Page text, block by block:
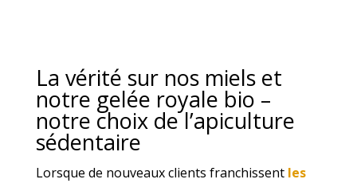
La vérité sur nos miels et
notre gelée royale bio –
notre choix de l’apiculture
sédentaire
Lorsque de nouveaux clients franchissent les